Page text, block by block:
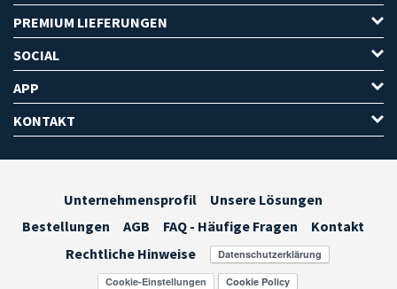
PREMIUM LIEFERUNGEN
SOCIAL
APP
KONTAKT
Unternehmensprofil
Unsere Lösungen
Bestellungen
AGB FAQ - Häufige Fragen
Kontakt
Rechtliche Hinweise
Cookie-Einstellungen